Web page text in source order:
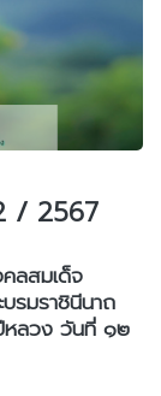
/ 2567
ลสมเด็จ
รมราชินีนาถ
หลวง วันที่ ๑๒